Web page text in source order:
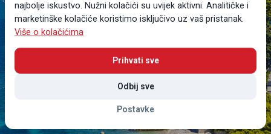
najbolje iskustvo. Nužni kolačići su uvijek aktivni. Analitičke i
marketinške kolačiće koristimo isključivo uz vaš pristanak.
Više o kolačićima
Prihvati sve
Odbij sve
Postavke